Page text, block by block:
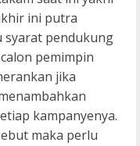
ini putra
syarat pendukung
pemimpin
jika
kampanyenya.
maka perlu